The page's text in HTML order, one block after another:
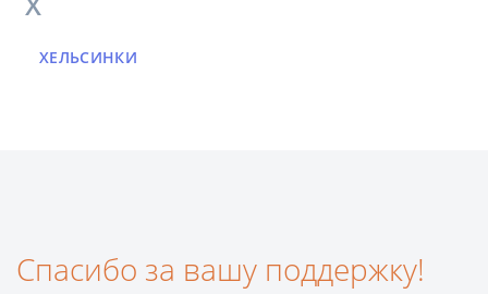
ХЕЛЬСИНКИ
Спасибо за вашу поддержку!